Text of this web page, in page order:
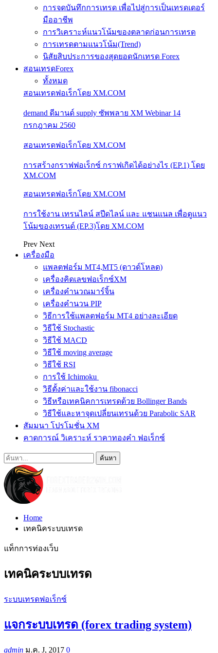
การจดบันทึกการเทรด เพื่อไปสู่การเป็นเทรดเดอร์
มืออาชีพ
การวิเคราะห์แนวโน้มของตลาดก่อนการเทรด
การเทรดตามแนวโน้ม(Trend)
นิสัยสิบประการของสุดยอดนักเทรด Forex
สอนเทรดForex
ทั้งหมด
สอนเทรดฟอเร็กโดย XM.COM
demand ดีมานด์ supply ซัพพลาย XM Webinar 14
กรกฎาคม 2560
สอนเทรดฟอเร็กโดย XM.COM
การสร้างกราฟฟอเร็กซ์ กราฟเกิดได้อย่างไร (EP.1) โดย
XM.COM
สอนเทรดฟอเร็กโดย XM.COM
การใช้งาน เทรนไลน์ สปีดไลน์ และ แชนแนล เพื่อดูแนว
โน้มของเทรนด์ (EP.3)โดย XM.COM
Prev Next
เครื่องมือ
แพลตฟอร์ม MT4,MT5 (ดาวด์โหลด)
เครื่องคิดเลขฟอเร็กซ์XM
เครื่องคำนวณมาร์จิ้น
เครื่องคำนวน PIP
วิธีการใช้แพลตฟอร์ม MT4 อย่างละเอียด
วิธีใช้ Stochastic
วิธีใช้ MACD
วิธีใช้ moving average
วิธีใช้ RSI
การใช้ Ichimoku
วิธีตั้งค่าและใช้งาน fibonacci
วิธีหรือเทคนิคการเทรดด้วย Bollinger Bands
วิธีใช้และหาจุดเปลี่ยนเทรนด้วย Parabolic SAR
สัมมนา โปรโมชั่น XM
คาดการณ์ วิเคราะห์ ราคาทองคำ ฟอเร็กซ์
Home
เทคนิคระบบเทรด
แท็กการท่องเว็บ
เทคนิคระบบเทรด
ระบบเทรดฟอเร็กซ์
แจกระบบเทรด (forex trading system)
admin ม.ค. J, 2017 0